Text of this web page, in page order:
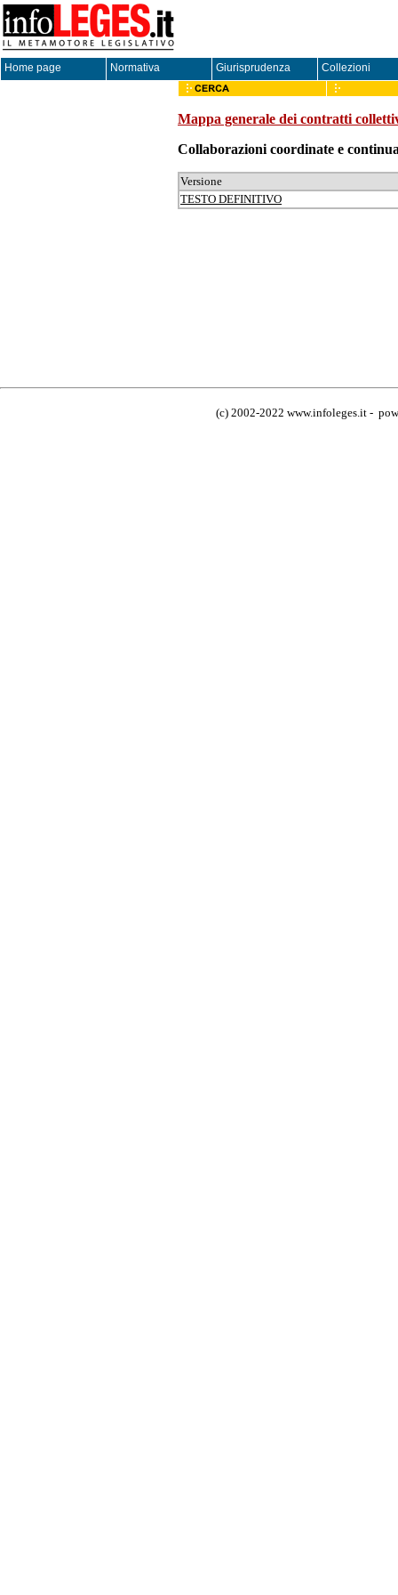
Home page Normativa Giurisprudenza Collezioni
Mappa generale dei contratti
Collaborazioni coordinate e
Versione
TESTO DEFINITIVO
(c) 2002-2022 www.infoleges.it -